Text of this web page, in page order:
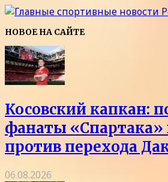
НОВОЕ НА САЙТЕ
Косовский капкан:
фанаты «Спартака»
против перехода
06.08.2026